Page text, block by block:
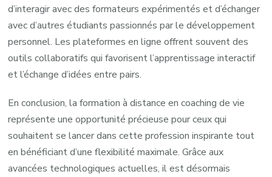
d’interagir avec des formateurs expérimentés et d’échanger
avec d’autres étudiants passionnés par le développement
personnel. Les plateformes en ligne offrent souvent des
outils collaboratifs qui favorisent l’apprentissage interactif
et l’échange d’idées entre pairs.
En conclusion, la formation à distance en coaching de vie
représente une opportunité précieuse pour ceux qui
souhaitent se lancer dans cette profession inspirante tout
en bénéficiant d’une flexibilité maximale. Grâce aux
avancées technologiques actuelles, il est désormais